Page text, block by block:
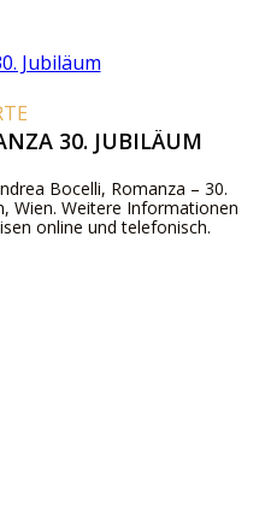
30. JUBILÄUM
Bocelli, Romanza – 30.
Wien. Weitere Informationen
online und telefonisch.